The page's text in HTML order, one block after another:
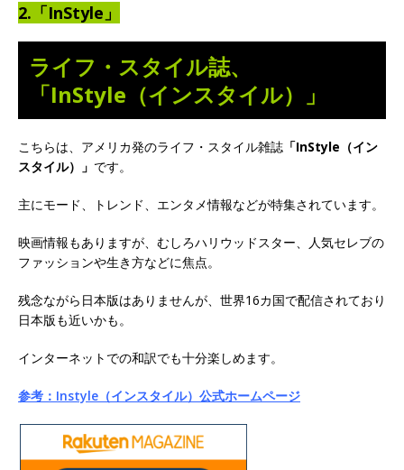
2.「InStyle」
ライフ・スタイル誌、
「InStyle（インスタイル）」
こちらは、アメリカ発のライフ・スタイル雑誌 「InStyle（イン
スタイル）」 です。
主にモード、トレンド、エンタメ情報などが特集されています。
映画情報もありますが、むしろハリウッドスター、人気セレブの
ファッションや生き方などに焦点。
残念ながら日本版はありませんが、世界16カ国で配信されており
日本版も近いかも。
インターネットでの和訳でも十分楽しめます。
参考：Instyle（インスタイル）公式ホームページ